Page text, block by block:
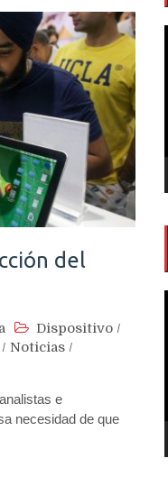
del
Dispositivo /
/ Noticias /
e
necesidad de que